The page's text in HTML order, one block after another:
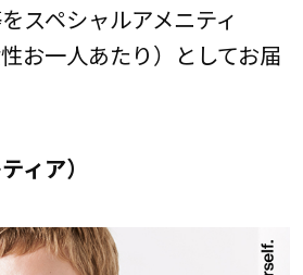
スペシャルアメニティ
お一人あたり）としてお届
ィア）